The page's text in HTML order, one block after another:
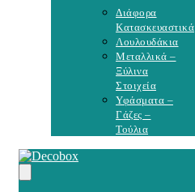
Διάφορα
Κατασκευαστικά
Λουλουδάκια
Μεταλλικά –
Ξύλινα
Στοιχεία
Υφάσματα –
Γάζες –
Τούλια